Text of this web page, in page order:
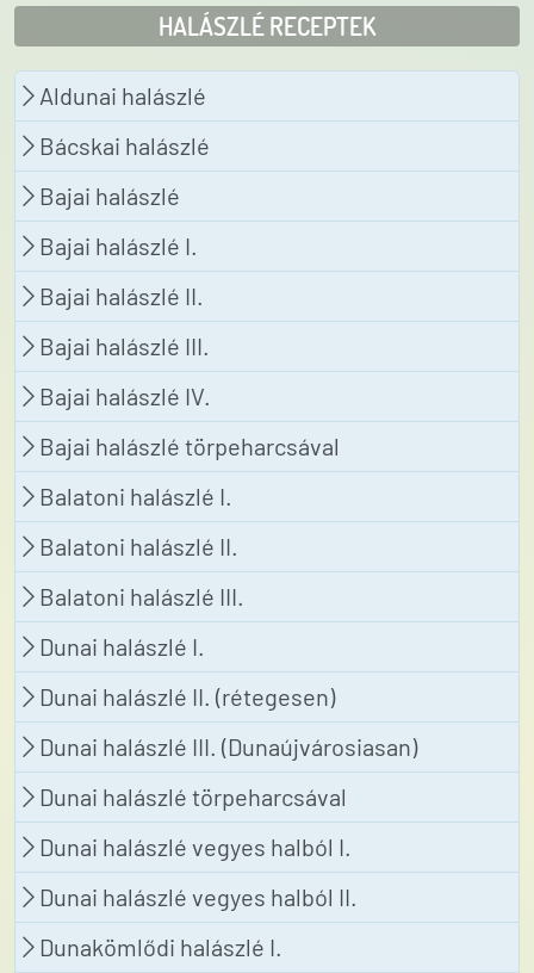
HALÁSZLÉ RECEPTEK
Aldunai halászlé
Bácskai halászlé
Bajai halászlé
Bajai halászlé I.
Bajai halászlé II.
Bajai halászlé III.
Bajai halászlé IV.
Bajai halászlé törpeharcsával
Balatoni halászlé I.
Balatoni halászlé II.
Balatoni halászlé III.
Dunai halászlé I.
Dunai halászlé II. (rétegesen)
Dunai halászlé III. (Dunaújvárosiasan)
Dunai halászlé törpeharcsával
Dunai halászlé vegyes halból I.
Dunai halászlé vegyes halból II.
Dunakömlődi halászlé I.